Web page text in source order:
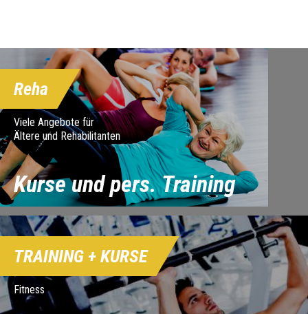
Reha
Viele Angebote für
Ältere und Rehabilitanten
Kurse und pers. Training
TRAINING + KURSE
Fitness